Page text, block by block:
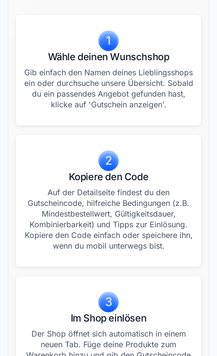
1
Wähle deinen Wunschshop
Gib einfach den Namen deines Lieblingsshops
ein oder durchsuche unsere Übersicht. Sobald
du ein passendes Angebot gefunden hast,
klicke auf 'Gutschein anzeigen'.
2
Kopiere den Code
Auf der Detailseite findest du den
Gutscheincode, hilfreiche Bedingungen (z.B.
Mindestbestellwert, Gültigkeitsdauer,
Kombinierbarkeit) und Tipps zur Einlösung.
Kopiere den Code einfach oder speichere ihn,
wenn du mobil unterwegs bist.
3
Im Shop einlösen
Der Shop öffnet sich automatisch in einem
neuen Tab. Füge deine Produkte zum